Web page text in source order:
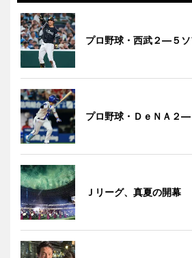
プロ野球・西武２―５ソ
プロ野球・ＤｅＮＡ２―
Ｊリーグ、真夏の開幕